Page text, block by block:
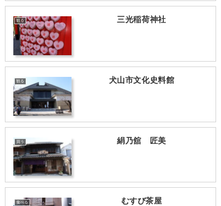
観る 三光稲荷神社
観る 犬山市文化史料館
買う 絹乃舘 匠美
食べる むすび茶屋